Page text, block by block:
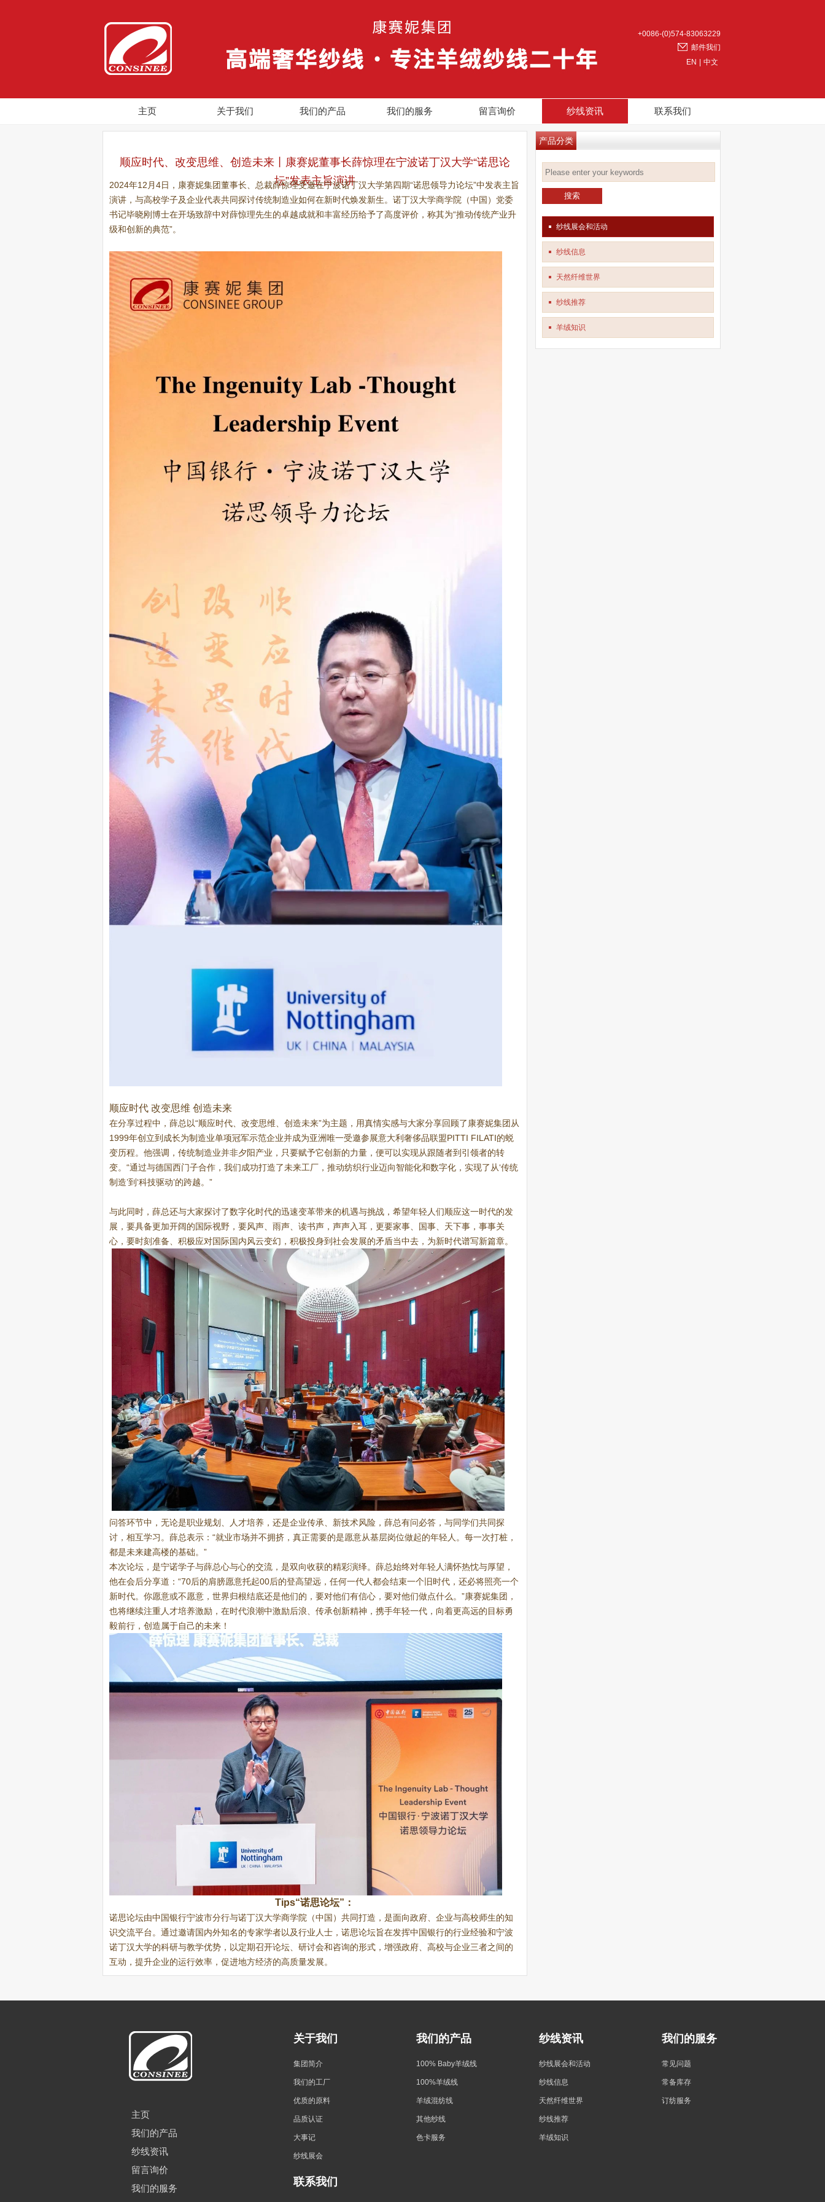
+0086-(0)574-83063229
邮件我们
EN
中文
主页 关于我们 我们的产品 我们的服务 留言询价 纱线资讯 联系我们
顺应时代、改变思维、创造未来丨康赛妮董事长薛惊理在宁波诺丁汉大学“诺思论
坛”发表主旨演讲
2024年12月4日，康赛妮集团董事长、总裁薛惊理受邀在宁波诺丁汉大学第四期“诺思领导力论坛”中发表主旨
演讲，与高校学子及企业代表共同探讨传统制造业如何在新时代焕发新生。诺丁汉大学商学院（中国）党委
书记毕晓刚博士在开场致辞中对薛惊理先生的卓越成就和丰富经历给予了高度评价，称其为“推动传统产业升
级和创新的典范”。
顺应时代 改变思维 创造未来
在分享过程中，薛总以“顺应时代、改变思维、创造未来”为主题，用真情实感与大家分享回顾了康赛妮集团从
1999年创立到成长为制造业单项冠军示范企业并成为亚洲唯一受邀参展意大利奢侈品联盟PITTI FILATI的蜕
变历程。他强调，传统制造业并非夕阳产业，只要赋予它创新的力量，便可以实现从跟随者到引领者的转
变。“通过与德国西门子合作，我们成功打造了未来工厂，推动纺织行业迈向智能化和数字化，实现了从‘传统
制造’到‘科技驱动’的跨越。”
与此同时，薛总还与大家探讨了数字化时代的迅速变革带来的机遇与挑战，希望年轻人们顺应这一时代的发
展，要具备更加开阔的国际视野，要风声、雨声、读书声，声声入耳，更要家事、国事、天下事，事事关
心，要时刻准备、积极应对国际国内风云变幻，积极投身到社会发展的矛盾当中去，为新时代谱写新篇章。
问答环节中，无论是职业规划、人才培养，还是企业传承、新技术风险，薛总有问必答，与同学们共同探
讨，相互学习。薛总表示：“就业市场并不拥挤，真正需要的是愿意从基层岗位做起的年轻人。每一次打桩，
都是未来建高楼的基础。”
本次论坛，是宁诺学子与薛总心与心的交流，是双向收获的精彩演绎。薛总始终对年轻人满怀热忱与厚望，
他在会后分享道：“70后的肩膀愿意托起00后的登高望远，任何一代人都会结束一个旧时代，还必将照亮一个
新时代。你愿意或不愿意，世界归根结底还是他们的，要对他们有信心，要对他们做点什么。”康赛妮集团，
也将继续注重人才培养激励，在时代浪潮中激励后浪、传承创新精神，携手年轻一代，向着更高远的目标勇
毅前行，创造属于自己的未来！
Tips“诺思论坛”：
诺思论坛由中国银行宁波市分行与诺丁汉大学商学院（中国）共同打造，是面向政府、企业与高校师生的知
识交流平台。通过邀请国内外知名的专家学者以及行业人士，诺思论坛旨在发挥中国银行的行业经验和宁波
诺丁汉大学的科研与教学优势，以定期召开论坛、研讨会和咨询的形式，增强政府、高校与企业三者之间的
互动，提升企业的运行效率，促进地方经济的高质量发展。
产品分类
纱线展会和活动
纱线信息
天然纤维世界
纱线推荐
羊绒知识
主页
我们的产品
纱线资讯
留言询价
我们的服务
关于我们
集团简介
我们的工厂
优质的原料
品质认证
大事记
纱线展会
联系我们
我们的产品
100% Baby羊绒线
100%羊绒线
羊绒混纺线
其他纱线
色卡服务
纱线资讯
纱线展会和活动
纱线信息
天然纤维世界
纱线推荐
羊绒知识
我们的服务
常见问题
常备库存
订纺服务